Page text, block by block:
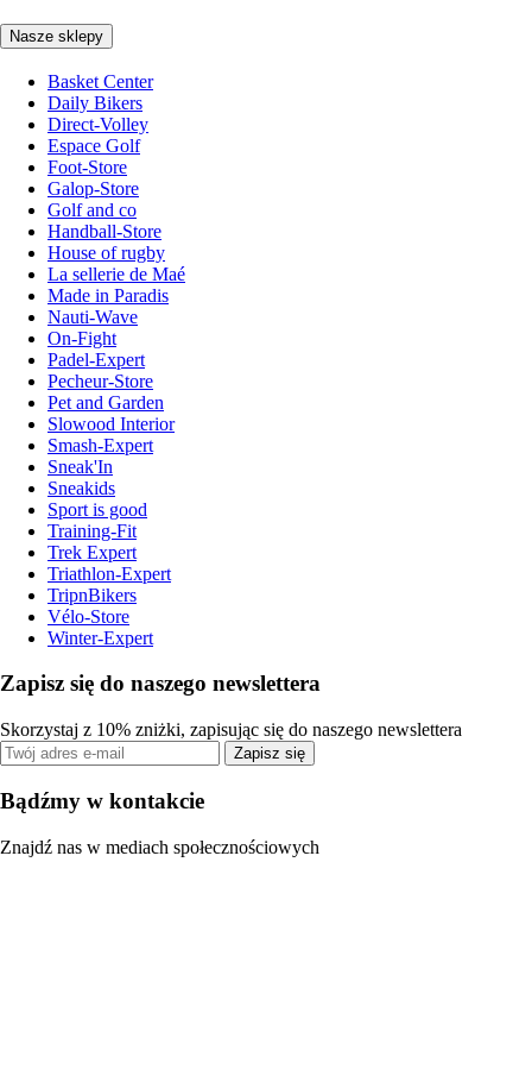
Nasze sklepy
Basket Center
Daily Bikers
Direct-Volley
Espace Golf
Foot-Store
Galop-Store
Golf and co
Handball-Store
House of rugby
La sellerie de Maé
Made in Paradis
Nauti-Wave
On-Fight
Padel-Expert
Pecheur-Store
Pet and Garden
Slowood Interior
Smash-Expert
Sneak'In
Sneakids
Sport is good
Training-Fit
Trek Expert
Triathlon-Expert
TripnBikers
Vélo-Store
Winter-Expert
Zapisz się do naszego newslettera
Skorzystaj z 10% zniżki, zapisując się do naszego newslettera
Zapisz się
Bądźmy w kontakcie
Znajdź nas w mediach społecznościowych